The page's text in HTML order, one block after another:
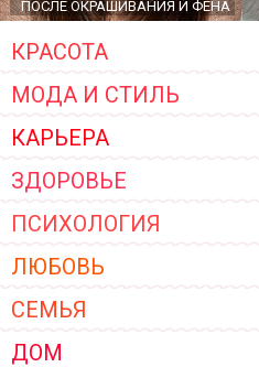
ПОСЛЕ ОКРАШИВАНИЯ И ФЕНА
ГЛАВНЫЕ ТРЕНДЫ ВЕРХНЕЙ
ЖЕНСКОЙ ОДЕЖДЫ 2026
КРАСОТА
МОДА И СТИЛЬ
КАРЬЕРА
ЗДОРОВЬЕ
ПСИХОЛОГИЯ
ЛЮБОВЬ
СЕМЬЯ
ДОМ